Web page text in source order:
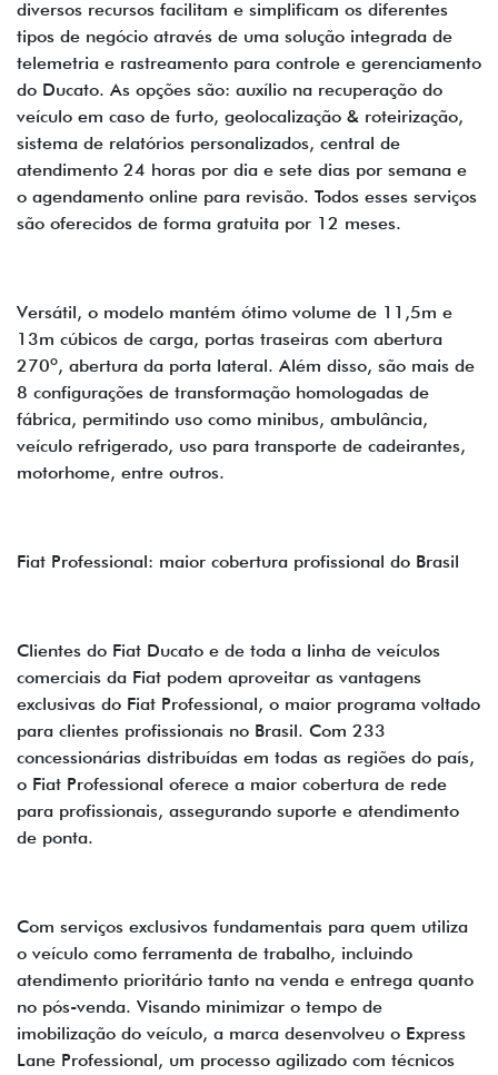
diversos recursos facilitam e simplificam os diferentes
tipos de negócio através de uma solução integrada de
telemetria e rastreamento para controle e gerenciamento
do Ducato. As opções são: auxílio na recuperação do
veículo em caso de furto, geolocalização & roteirização,
sistema de relatórios personalizados, central de
atendimento 24 horas por dia e sete dias por semana e
o agendamento online para revisão. Todos esses serviços
são oferecidos de forma gratuita por 12 meses.
Versátil, o modelo mantém ótimo volume de 11,5m e
13m cúbicos de carga, portas traseiras com abertura
270º, abertura da porta lateral. Além disso, são mais de
8 configurações de transformação homologadas de
fábrica, permitindo uso como minibus, ambulância,
veículo refrigerado, uso para transporte de cadeirantes,
motorhome, entre outros.
Fiat Professional: maior cobertura profissional do Brasil
Clientes do Fiat Ducato e de toda a linha de veículos
comerciais da Fiat podem aproveitar as vantagens
exclusivas do Fiat Professional, o maior programa voltado
para clientes profissionais no Brasil. Com 233
concessionárias distribuídas em todas as regiões do país,
o Fiat Professional oferece a maior cobertura de rede
para profissionais, assegurando suporte e atendimento
de ponta.
Com serviços exclusivos fundamentais para quem utiliza
o veículo como ferramenta de trabalho, incluindo
atendimento prioritário tanto na venda e entrega quanto
no pós-venda. Visando minimizar o tempo de
imobilização do veículo, a marca desenvolveu o Express
Lane Professional, um processo agilizado com técnicos